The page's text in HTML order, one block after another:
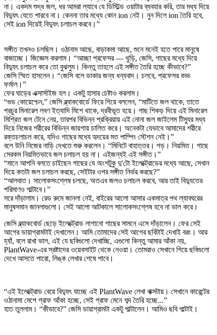
না। একদম শুদ্ধ জল, ধর আমরা ল্যাবে যে ডিস্টিল্ড ওয়াটার ব্যবহার করি, তার মধ্য দিয়ে
বিদ্যুৎ যেতে পারবে না। কেননা তার মধ্যে কোন ion নেই। নুন দিলে ion তৈরি হবে,
সেই ion দিয়েই বিদ্যুৎ চলাচল করবে।”
সঙ্গীত তখনও চলছিল। ওঠানাম আছে, বাড়াকমা আছে, শুনে মনেই হতে পারে মানুষে
বাজাচ্ছে। জিজ্ঞেস করলাম। “আচ্ছা প্রফেসর — থুড়ি, জেসি, গাছের মধ্যে দিয়ে
বিদ্যুৎ চলাচল করে তো বুঝলুম। কিন্তু তাহলে এই সঙ্গীত তৈরি হচ্ছে কীভাবে?”
জেসি স্মিত হাসলেন। “জেসি বলে ডাকার জন্য ধন্যবাদ। চলবে, প্রফেসর বড্ড
ফর্মাল।”
ফের ঘাড়ের এক্সার্সাইজ হল। একটু হাসার চেষ্টাও করলাম।
“গুড কোয়েশ্চেন,” জেসি ব্ল্যাকবোর্ডে ফিরে গিয়ে বললেন, “মাটিতে জল থাকে, তাতে
প্রচুর মিনারেল লবণ ইত্যাদি মিশে থাকে, দ্রবীভূত হয়ে। গাছ শিকড় দিয়ে এই মিনারেল
মিশ্রিত জল টেনে নেয়, তারপর বিভিন্ন প্রক্রিয়ায় এই নোনা জল জাইলেম টিস্যুর মধ্য
দিয়ে নিজের শরীরের বিভিন্ন জায়গায় চালিত করে। অনেকটা যেভাবে আমাদের শরীরে
রক্তচলাচল করে, যদিও গাছের মধ্যে হৃদয়ের মত পাম্পিং স্টেশন নেই।”
বলে উনি নিজের নাড়ি দেখতে শুরু করলেন। “মিনিটে বাহাত্তর। গড়। নিয়মিত। গাছে
সেরকম নিয়মিতভাবে জল চলাচল হয় না। এইজন্যই এই সঙ্গীত।”
“মানে আপনি বলতে চাইছেন গাছের যে অংশটুকু দু'টো ইলেক্ট্রোডের মধ্যে আছে, সেখান
দিয়ে কতটা জল চলাচল করছে, সেইটার ওপর সঙ্গীত নির্ভর করছে?”
“আলবাত। সালোকসংশ্লেষ চলছে, অতএব জলও চলাচল করবে, আর তাই বিদ্যুতের
পরিমাণও পাল্টাবে।”
সরে দাঁড়ালাম। রেড রুমে জানলা নেই, বাইরের আলো আসার একমাত্র পথ ল্যাবঘরের
মানুষসমান জানলাগুলো। সেই আলো আটকালে সালোকসংশ্লেষ হবে না ভাল করে।
জেসি ব্ল্যাকবোর্ড ছেড়ে ইলেক্ট্রোড লাগানো গাছের সামনে এসে দাঁড়ালেন। ফের সেই
আগের ডায়াগ্রামটাই দেখালেন। আমি তোমাদের সেই আগের ছবিটাই দেখাই বরং। আর
হ্যাঁ, বলে রাখা ভাল, এই যে ছবিগুলো দেখাচ্ছি, এগুলো কিন্তু আমার আঁকা নয়,
PlantWave-এর স্রষ্টাদের ওয়েবসাইট থেকে নেওয়া। তোমরাও সেখানে গিয়ে ছবিগুলো
দেখে আসতে পারো, লিঙ্ক লেখার শেষে পাবে।
“এই ইলেক্ট্রোড বেয়ে বিদ্যুৎ যাচ্ছে এই PlantWave লেখা বাক্সটায়। সেখানে কারেন্টের
ওঠানামা মেপে গ্রাফ আঁকা হচ্ছে, সেই গ্রাফ মেনে শব্দ তৈরি হচ্ছে...”
হাত তুললাম। “কীভাবে?” জেসি ডায়াগ্রামটা একটু পাল্টালেন। আমিও ছবি পাল্টাই।